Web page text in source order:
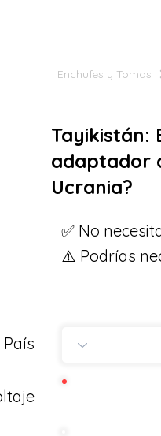
Enchufes y Tomas
Tayikistán:
adaptador
Ucrania?
✅ No
⚠️ Podrías
País